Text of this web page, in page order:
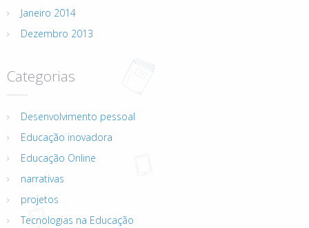
Janeiro 2014
Dezembro 2013
Categorias
Desenvolvimento pessoal
Educação inovadora
Educação Online
narrativas
projetos
Tecnologias na Educação